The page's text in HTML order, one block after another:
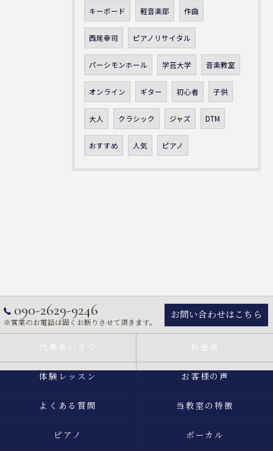
キーボード 軽音楽部 作曲
西尾幸司 ピアノリサイタル
パーシモンホール 学芸大学 音楽教室
オンライン ギター 初心者 子供
大人 クラシック ジャズ DTM
おすすめ 人気 ピアノ
090-2629-9246
※営業のお電話は固くお断りさせて頂きます。
お問い合わせはこちら
代表あいさつ 料金表
体験レッスン お客様の声
よくある質問 当教室の特徴
ピアノ ボーカル